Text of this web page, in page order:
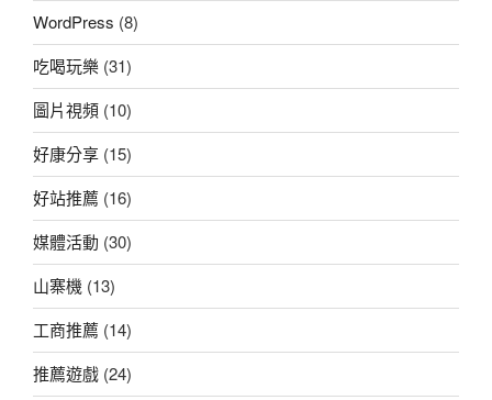
WordPress (8)
吃喝玩樂 (31)
圖片視頻 (10)
好康分享 (15)
好站推薦 (16)
媒體活動 (30)
山寨機 (13)
工商推薦 (14)
推薦遊戲 (24)